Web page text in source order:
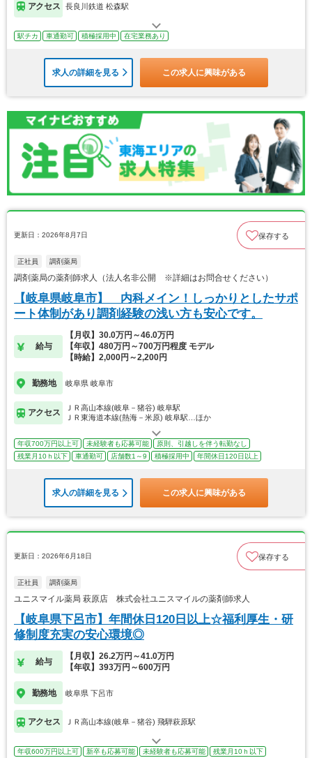
アクセス 長良川鉄道 松森駅
駅チカ 車通勤可 積極採用中 在宅業務あり
求人の詳細を見る この求人に興味がある
更新日：2026年8月7日 保存する
正社員 調剤薬局
調剤薬局の薬剤師求人（法人名非公開 ※詳細はお問合せください）
【岐阜県岐阜市】 内科メイン！しっかりとしたサポ
ート体制があり調剤経験の浅い方も安心です。
給与
【月収】30.0万円～46.0万円
【年収】480万円～700万円程度 モデル
【時給】2,000円～2,200円
勤務地 岐阜県 岐阜市
アクセス
ＪＲ高山本線(岐阜－猪谷) 岐阜駅
ＪＲ東海道本線(熱海－米原) 岐阜駅…ほか
年収700万円以上可 未経験者も応募可能
原則、引越しを伴う転勤なし
残業月10ｈ以下
車通勤可 店舗数1～9 積極採用中 年間休日120日以上
求人の詳細を見る この求人に興味がある
更新日：2026年6月18日 保存する
正社員 調剤薬局
ユニスマイル薬局 萩原店 株式会社ユニスマイルの薬剤師求人
【岐阜県下呂市】年間休日120日以上☆福利厚生・研
修制度充実の安心環境◎
給与
【月収】26.2万円～41.0万円
【年収】393万円～600万円
勤務地 岐阜県 下呂市
アクセス ＪＲ高山本線(岐阜－猪谷) 飛騨萩原駅
年収600万円以上可 新卒も応募可能 未経験者も応募可能 残業月10ｈ以下